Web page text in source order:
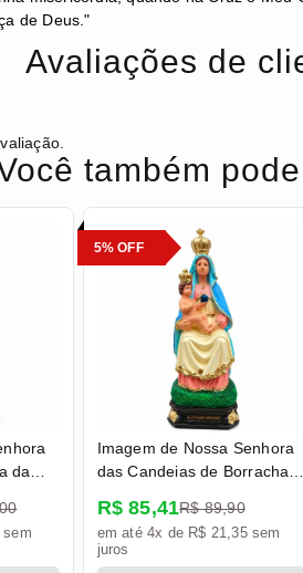
de Deus."
Avaliações de
também
da
Imagem de Nossa Senhora
das Candeias de Borracha
R$ 85,41R$ 89,90
5% OFF
em até 4x de R$ 21,35 sem
juros